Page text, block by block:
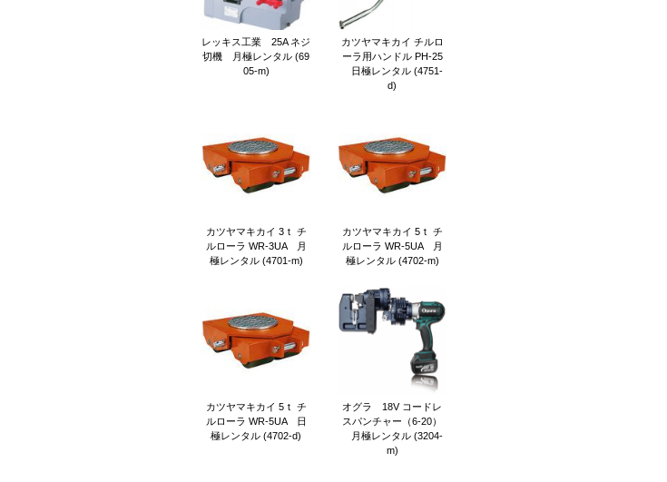
レッキス工業 25A ネジ
切機 月極レンタル (69
05-m)
カツヤマキカイ チルロ
ーラ用ハンドル PH-25
日極レンタル (4751-
d)
カツヤマキカイ 3ｔ チ
ルローラ WR-3UA 月
極レンタル (4701-m)
カツヤマキカイ 5ｔ チ
ルローラ WR-5UA 月
極レンタル (4702-m)
カツヤマキカイ 5ｔ チ
ルローラ WR-5UA 日
極レンタル (4702-d)
オグラ 18V コードレ
スパンチャー（6-20）
月極レンタル (3204-
m)